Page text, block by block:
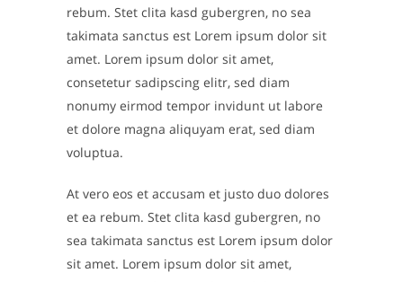
rebum. Stet clita kasd gubergren, no sea
takimata sanctus est Lorem ipsum dolor sit
amet. Lorem ipsum dolor sit amet,
consetetur sadipscing elitr, sed diam
nonumy eirmod tempor invidunt ut labore
et dolore magna aliquyam erat, sed diam
voluptua.
At vero eos et accusam et justo duo dolores
et ea rebum. Stet clita kasd gubergren, no
sea takimata sanctus est Lorem ipsum dolor
sit amet. Lorem ipsum dolor sit amet,